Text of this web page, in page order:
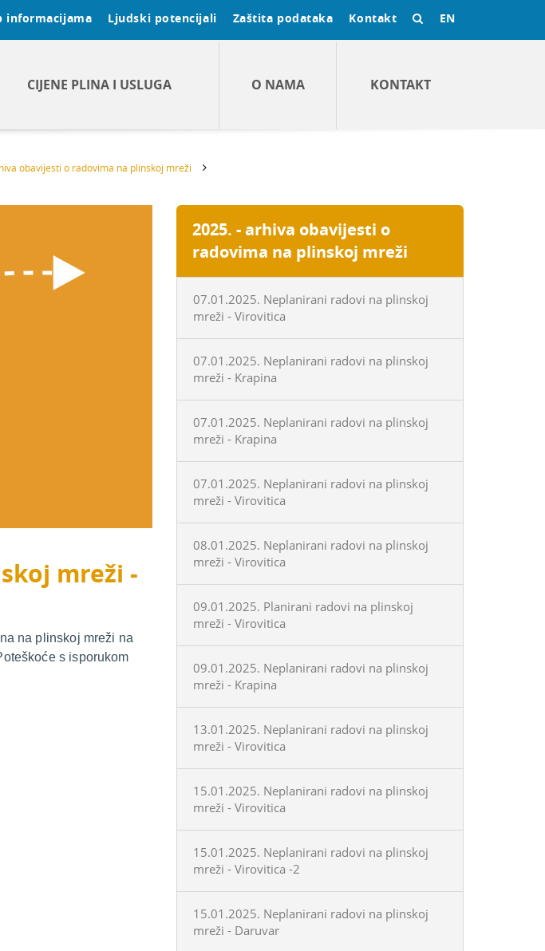
informacijama Ljudski potencijali Zaštita podataka Kontakt EN
CIJENE PLINA I USLUGA O NAMA KONTAKT
obavijesti o radovima na plinskoj mreži
mreži -
na plinskoj mreži na
s isporukom
2025. - arhiva obavijesti o
radovima na plinskoj mreži
07.01.2025. Neplanirani radovi na plinskoj
mreži - Virovitica
07.01.2025. Neplanirani radovi na plinskoj
mreži - Krapina
07.01.2025. Neplanirani radovi na plinskoj
mreži - Krapina
07.01.2025. Neplanirani radovi na plinskoj
mreži - Virovitica
08.01.2025. Neplanirani radovi na plinskoj
mreži - Virovitica
09.01.2025. Planirani radovi na plinskoj
mreži - Virovitica
09.01.2025. Neplanirani radovi na plinskoj
mreži - Krapina
13.01.2025. Neplanirani radovi na plinskoj
mreži - Virovitica
15.01.2025. Neplanirani radovi na plinskoj
mreži - Virovitica
15.01.2025. Neplanirani radovi na plinskoj
mreži - Virovitica -2
15.01.2025. Neplanirani radovi na plinskoj
mreži - Daruvar